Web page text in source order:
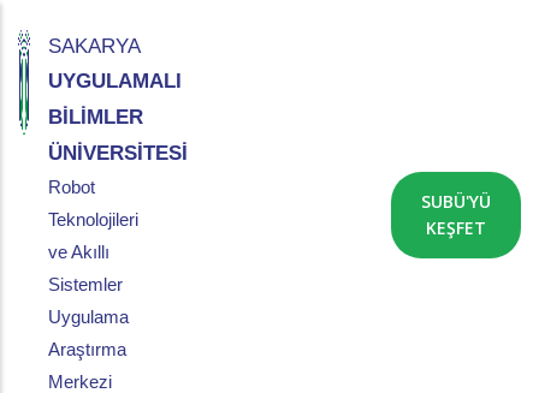
içeriğe
atla
SAKARYA
UYGULAMALI
BİLİMLER
ÜNİVERSİTESİ
Robot
Teknolojileri
ve Akıllı
Sistemler
Uygulama
Araştırma
Merkezi
SUBÜ'YÜ
KEŞFET